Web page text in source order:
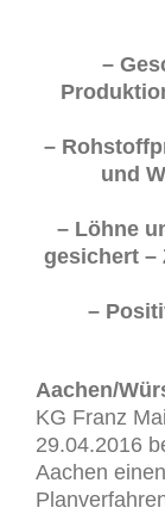
–
–
und
– Löhne
gesichert –
–
Aachen/
KG Franz
29.04.2016
Aachen